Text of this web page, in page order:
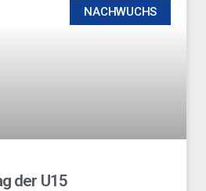
NACHWUCHS
der U15